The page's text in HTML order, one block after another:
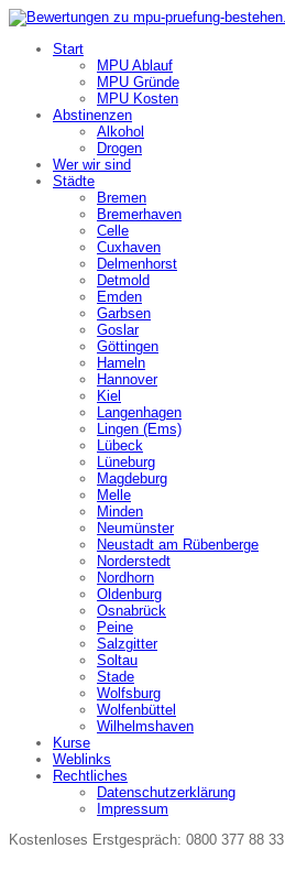
Start
MPU Ablauf
MPU Gründe
MPU Kosten
Abstinenzen
Alkohol
Drogen
Wer wir sind
Städte
Bremen
Bremerhaven
Celle
Cuxhaven
Delmenhorst
Detmold
Emden
Garbsen
Goslar
Göttingen
Hameln
Hannover
Kiel
Langenhagen
Lingen (Ems)
Lübeck
Lüneburg
Magdeburg
Melle
Minden
Neumünster
Neustadt am Rübenberge
Norderstedt
Nordhorn
Oldenburg
Osnabrück
Peine
Salzgitter
Soltau
Stade
Wolfsburg
Wolfenbüttel
Wilhelmshaven
Kurse
Weblinks
Rechtliches
Datenschutzerklärung
Impressum
Kostenloses Erstgespräch: 0800 377 88 33